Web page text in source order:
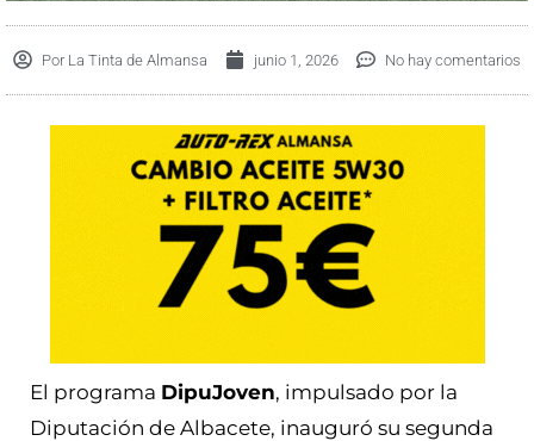
Por La Tinta de Almansa junio 1, 2026 No hay comentarios
El programa DipuJoven, impulsado por la
Diputación de Albacete, inauguró su segunda